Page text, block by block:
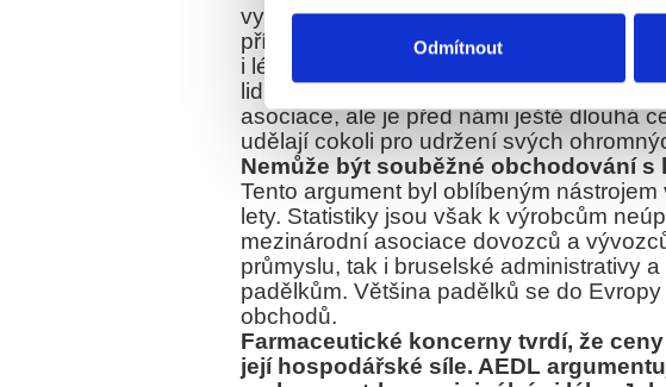
Odmítnout
vytvořit takové podmínky, aby svým
příkladem je Německo s povinnou
i lékárny. Bylo by opravdu vhodné
lidí by pochopila, že tato činnost je
asociace, ale je před námi ještě dlouhá
udělají cokoli pro udržení svých
Nemůže být souběžné obchodování
Tento argument byl oblíbeným
lety. Statistiky jsou však k výrobcům
mezinárodní asociace dovozců a
průmyslu, tak i bruselské administrativy
padělkům. Většina padělků se do
obchodů.
Farmaceutické koncerny tvrdí, že
její hospodářské síle. AEDL